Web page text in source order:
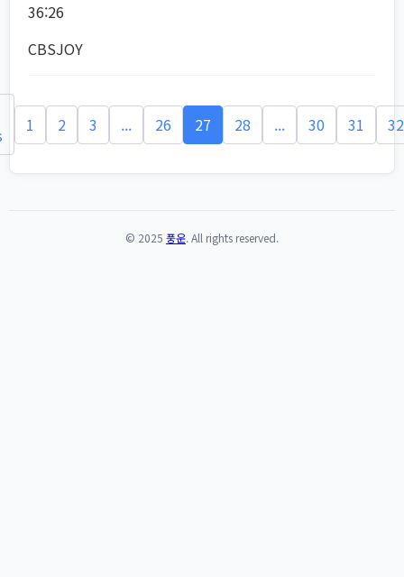
36:26
CBSJOY
1 2 3 ... 26 27 28 ... 30 31 32
© 2025 풍운. All rights reserved.